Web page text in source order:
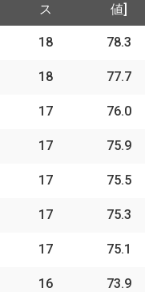
ス
値]
18 78.3
18 77.7
17 76.0
17 75.9
17 75.5
17 75.3
17 75.1
16 73.9